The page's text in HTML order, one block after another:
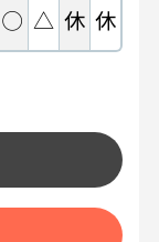
◯ △ 休 休